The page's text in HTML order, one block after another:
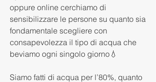
oppure online cerchiamo di
sensibilizzare le persone su quanto sia
fondamentale scegliere con
consapevolezza il tipo di acqua che
beviamo ogni singolo giorno💧
Siamo fatti di acqua per l’80%, quanto